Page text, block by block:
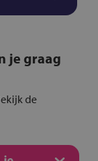
je graag
de